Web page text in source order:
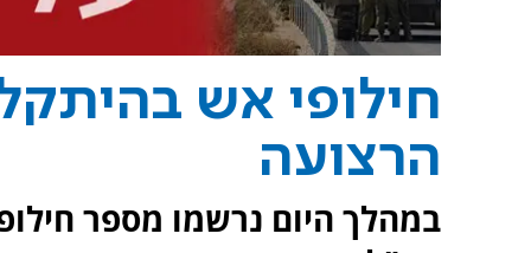
חילופי אש
הרצועה
במהלך היום נרשמו מספר